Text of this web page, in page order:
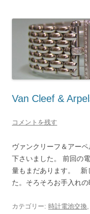
Van Cleef &
コメントを残す
ヴァンクリーフ＆アー
下さいました。 前回の
量もまだあります。 新
た。そろそろお手入れ
カテゴリー: 時計電池交換,